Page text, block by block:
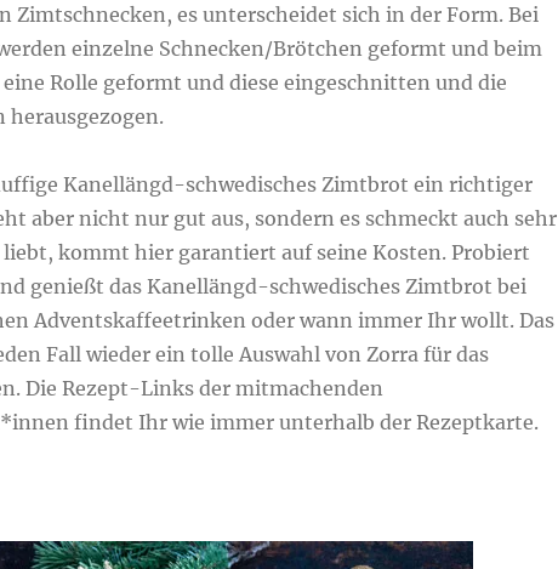
Zimtschnecken, es unterscheidet sich in der Form. Bei
einzelne Schnecken/Brötchen geformt und beim
Rolle geformt und diese eingeschnitten und die
herausgezogen.
Kanellängd-schwedisches Zimtbrot ein richtiger
aber nicht nur gut aus, sondern es schmeckt auch sehr
kommt hier garantiert auf seine Kosten. Probiert
genießt das Kanellängd-schwedisches Zimtbrot bei
Adventskaffeetrinken oder wann immer Ihr wollt. Das
Fall wieder ein tolle Auswahl von Zorra für das
Die Rezept-Links der mitmachenden
findet Ihr wie immer unterhalb der Rezeptkarte.